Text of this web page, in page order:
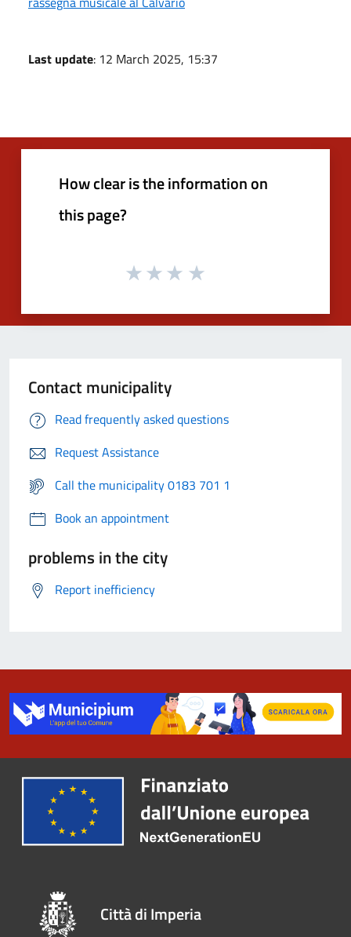
Last update: 12 March 2025, 15:37
How clear is the information on
this page?
Contact municipality
Read frequently asked questions
Request Assistance
Call the municipality 0183 701 1
Book an appointment
problems in the city
Report inefficiency
Città di Imperia